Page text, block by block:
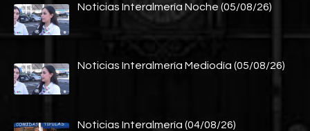
Noticias Interalmería Noche (05/08/26)
Noticias Interalmería Mediodía (05/08/26)
Noticias Interalmería (04/08/26)